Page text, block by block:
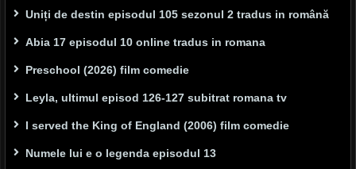
Uniți de destin episodul 105 sezonul 2 tradus in română
Abia 17 episodul 10 online tradus in romana
Preschool (2026) film comedie
Leyla, ultimul episod 126-127 subitrat romana tv
I served the King of England (2006) film comedie
Numele lui e o legenda episodul 13